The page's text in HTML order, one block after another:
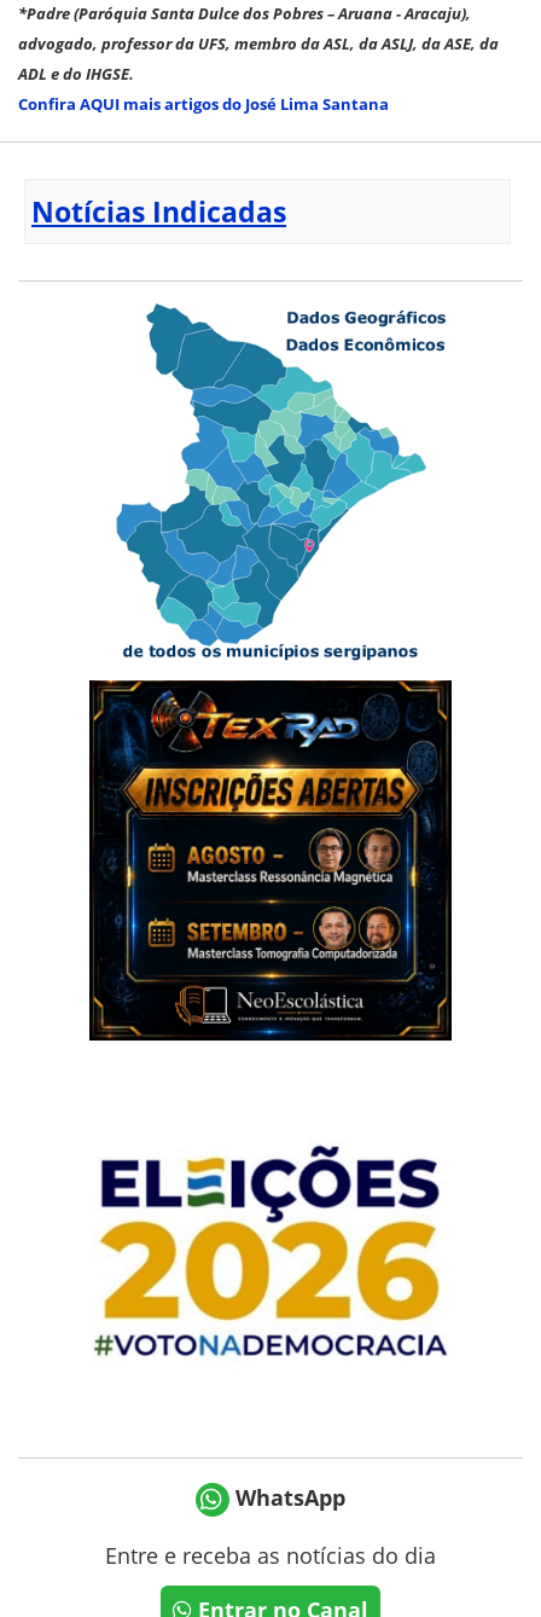
*Padre (Paróquia Santa Dulce dos Pobres – Aruana - Aracaju),
advogado, professor da UFS, membro da ASL, da ASLJ, da ASE, da
ADL e do IHGSE.
Confira AQUI mais artigos do José Lima Santana
Notícias Indicadas
WhatsApp
Entre e receba as notícias do dia
Entrar no Canal